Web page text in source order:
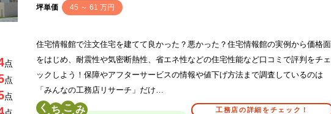
坪単価 45 ～ 61 万円
点
点
点
住宅情報館で注文住宅を建てて良かった？悪かった？住宅情報館の実例から価格面
をはじめ、耐震性や気密断熱性、省エネ性などの住宅性能など口コミで評判をチェ
ックしよう！保障やアフターサービスの情報や値下げ方法まで調査しているのは
「みんなの工務店リサーチ」だけ…
く こ 工務店の詳細をチェック！